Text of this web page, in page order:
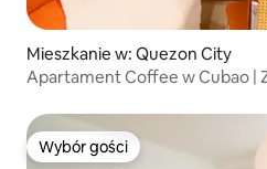
Mieszkanie w: Quezon City
Apartament Coffee w Cubao |
Wybór gości
Wybór gości